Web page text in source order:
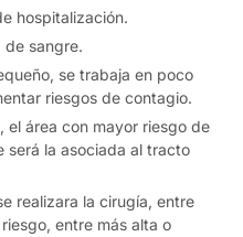
hospitalización.
de sangre.
se trabaja en poco
riesgos de contagio.
el área con mayor riesgo de
será la asociada al tracto
realizara la cirugía, entre
entre más alta o